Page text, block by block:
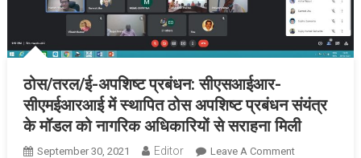
ठोस/तरल/ई-अपशिष्ट प्रबंधन: सीएसआईआर-
सीएमईआरआई में स्थापित ठोस अपशिष्ट प्रबंधन संयंत्र
के मॉडल को नागरिक अधिकारियों से सराहना मिली
September 30, 2021 Editor Leave A CommentOn ठोस/तरल/